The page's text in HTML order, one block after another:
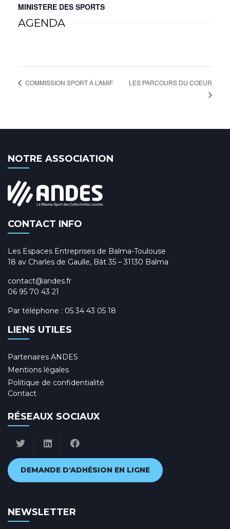
MINISTERE DES SPORTS
AGENDA
COMMISSION SPORT À L’AMIF LES PARCOURS DU COEUR
NOTRE ASSOCIATION
CONTACT INFO
Les Espaces Entreprises de Balma-Toulouse
18 av Charles de Gaulle, Bât 35 – 31130 Balma
contact@andes.fr
06 95 70 43 21
Par téléphone : 05 34 43 05 18
LIENS UTILES
Partenaires ANDES
Mentions légales
Politique de confidentialité
Contact
RÉSEAUX SOCIAUX
DEMANDE D'ADHÉSION EN LIGNE
NEWSLETTER